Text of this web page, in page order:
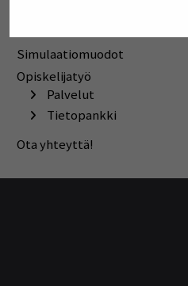
Simulaatiomuodot
Opiskelijatyö
Palvelut
Tietopankki
Ota yhteyttä!